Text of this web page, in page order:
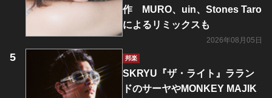
作 MURO、uin、Stones Taro
によるリミックスも
2026年08月05日
邦楽
SKRYU『ザ・ライト』ララン
ドのサーヤやMONKEY MAJIK